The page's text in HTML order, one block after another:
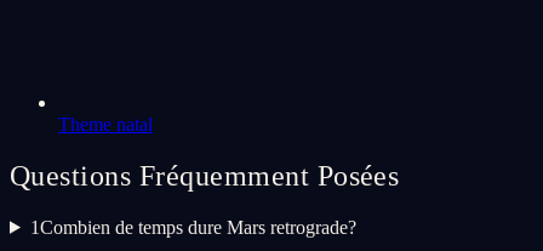
Theme natal
Questions Fréquemment Posées
1Combien de temps dure Mars retrograde?